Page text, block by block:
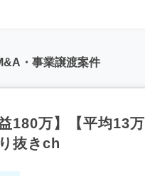
・事業譲渡案件
益180万】【平均13
抜きch